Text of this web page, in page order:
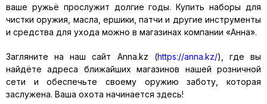
ваше ружьё прослужит долгие годы. Купить наборы для
чистки оружия, масла, ершики, патчи и другие инструменты
и средства для ухода можно в магазинах компании «Анна».
Загляните на наш сайт Anna.kz (https://anna.kz/), где вы
найдёте адреса ближайших магазинов нашей розничной
сети и обеспечьте своему оружию заботу, которая
заслужена. Ваша охота начинается здесь!